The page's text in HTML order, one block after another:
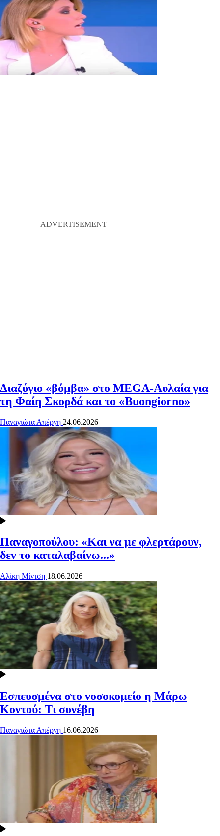
Διαζύγιο «βόμβα» στο MEGA-Αυλαία για
τη Φαίη Σκορδά και το «Buongiorno»
Παναγιώτα Απέργη 24.06.2026
Παναγοπούλου: «Και να με φλερτάρουν,
δεν το καταλαβαίνω...»
Αλίκη Μίντση 18.06.2026
Εσπευσμένα στο νοσοκομείο η Μάρω
Κοντού: Τι συνέβη
Παναγιώτα Απέργη 16.06.2026